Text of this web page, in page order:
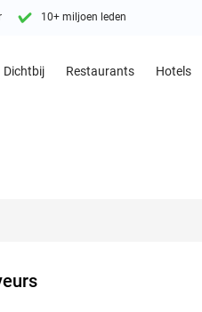
10+ miljoen leden
Dichtbij Restaurants Hotels